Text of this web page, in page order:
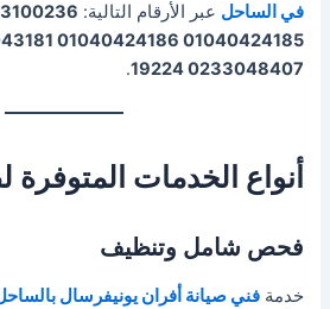
في الساحل عبر الأرقام التالية:
0233043181
0233048407 19224
.
أنواع الخدمات المتوفرة
فحص شامل وتنظيف
خدمةفني صيانة أفران يونيفرسال